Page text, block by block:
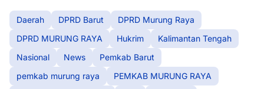
Daerah DPRD Barut
DPRD Murung Raya
DPRD MURUNG RAYA
Hukrim
Kalimantan Tengah
Nasional
News
Pemkab Barut
pemkab murung raya
PEMKAB MURUNG RAYA